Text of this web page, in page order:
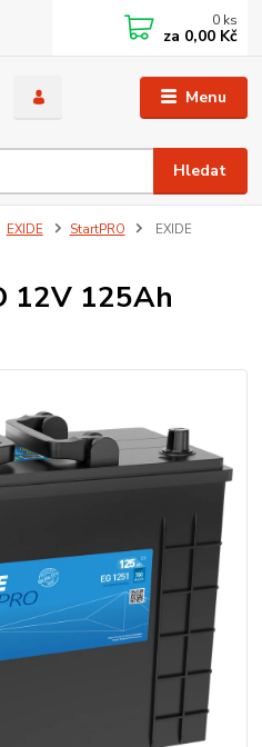
Menu
Hledat
0 ks
za 0,00 Kč
EXIDE StartPRO
EXIDE
12V 125Ah